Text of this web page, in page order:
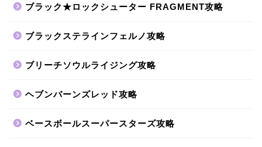
ブラック★ロックシューター FRAGMENT攻略
ブラックステラインフェルノ攻略
ブリーチソウルライジング攻略
ヘブンバーンズレッド攻略
ベースボールスーパースターズ攻略